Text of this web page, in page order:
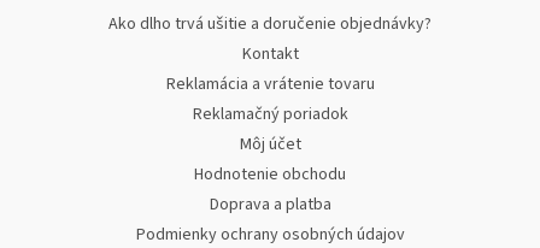
Ako dlho trvá ušitie a doručenie objednávky?
Kontakt
Reklamácia a vrátenie tovaru
Reklamačný poriadok
Môj účet
Hodnotenie obchodu
Doprava a platba
Podmienky ochrany osobných údajov